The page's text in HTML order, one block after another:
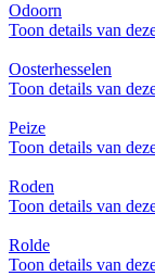
Odoorn
Toon details van
Oosterhesselen
Toon details van
Peize
Toon details van
Roden
Toon details van
Rolde
Toon details van